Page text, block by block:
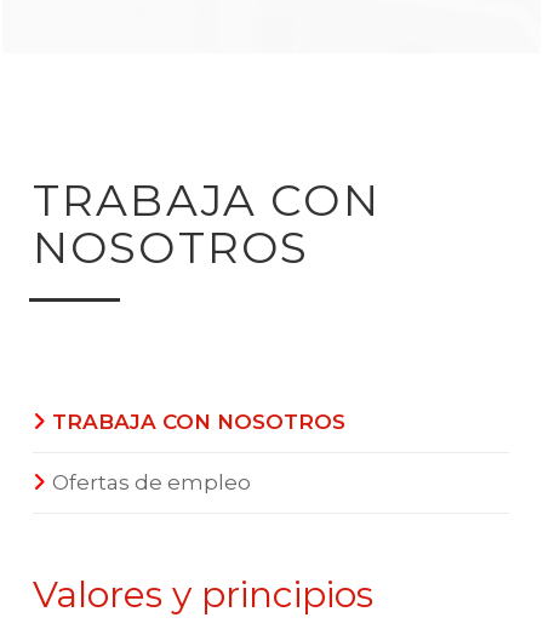
TRABAJA CON
NOSOTROS
TRABAJA CON NOSOTROS
Ofertas de empleo
Valores y principios